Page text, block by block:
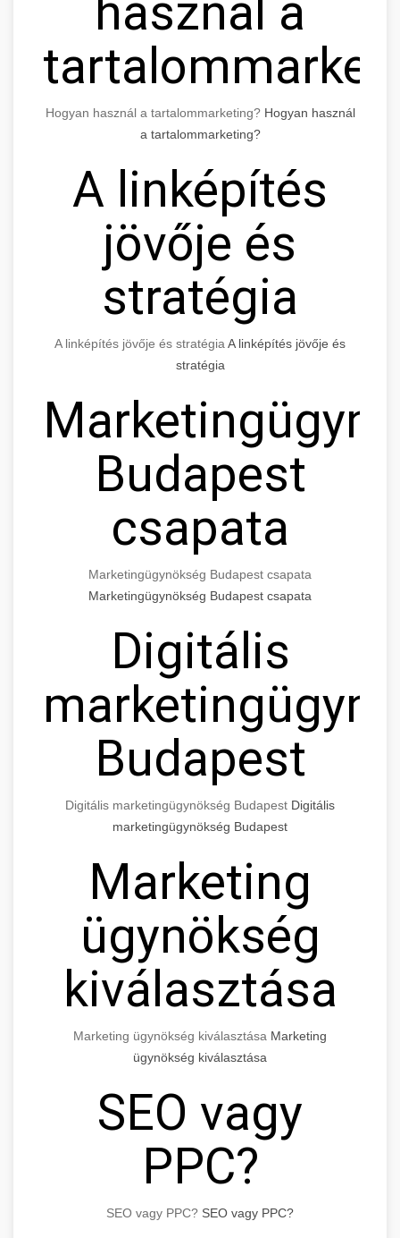
használ a
Hogyan használ a tartalommarketing?Hogyan használ
a tartalommarketing?
A linképítés
jövője és
stratégia
A linképítés jövője és stratégia A linképítés jövője és
stratégia
Budapest
csapata
Marketingügynökség Budapest csapata
Marketingügynökség Budapest csapata
Digitális
Budapest
Digitális marketingügynökség Budapest Digitális
marketingügynökség Budapest
Marketing
ügynökség
kiválasztása
Marketing ügynökség kiválasztása Marketing
ügynökség kiválasztása
SEO vagy
PPC?
SEO vagy PPC? SEO vagy PPC?